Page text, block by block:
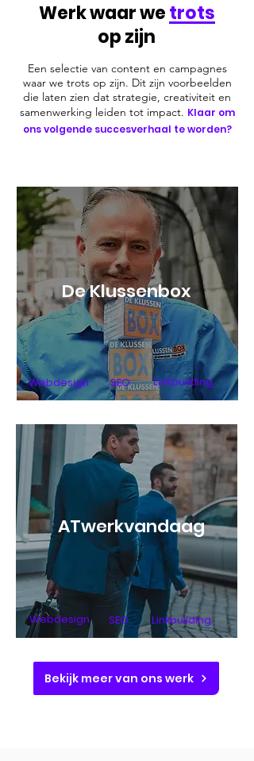
Werk waar wetrots
op zijn
Een selectie van content en campagnes
waar we trots op zijn. Dit zijn voorbeelden
die laten zien dat strategie, creativiteit en
samenwerking leiden tot impact. Klaar om
ons volgende succesverhaal te worden?
De Klussenbox
Webdesign SEO Linkbuilding
ATwerkvandaag
SEO
Webdesign Linkbuilding
Bekijk meer van ons werk